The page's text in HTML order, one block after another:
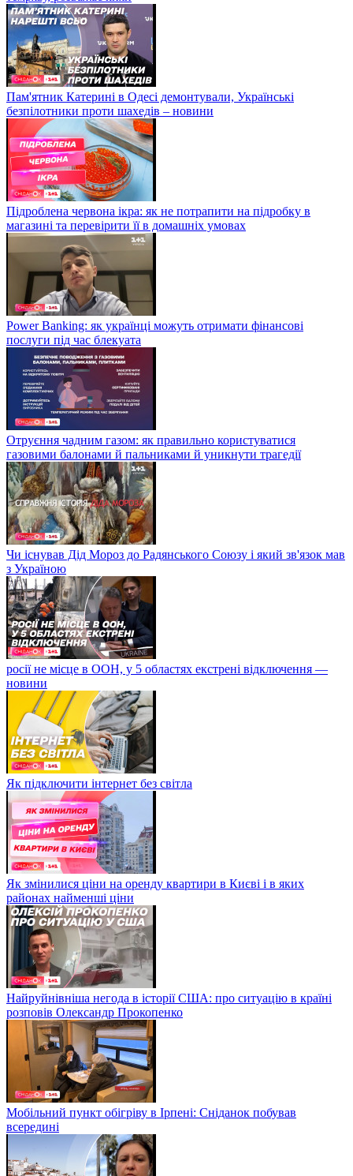
Пам'ятник Катерині в Одесі демонтували, Українські
безпілотники проти шахедів – новини
Підроблена червона ікра: як не потрапити на підробку в
магазині та перевірити її в домашніх умовах
Power Banking: як українці можуть отримати фінансові
послуги під час блекуата
Отруєння чадним газом: як правильно користуватися
газовими балонами й пальниками й уникнути трагедії
Чи існував Дід Мороз до Радянського Союзу і який зв'язок мав
з Україною
росії не місце в ООН, у 5 областях екстрені відключення —
новини
Як підключити інтернет без світла
Як змінилися ціни на оренду квартири в Києві і в яких
районах найменші ціни
Найруйнівніша негода в історії США: про ситуацію в країні
розповів Олександр Прокопенко
Мобільний пункт обігріву в Ірпені: Сніданок побував
всередині